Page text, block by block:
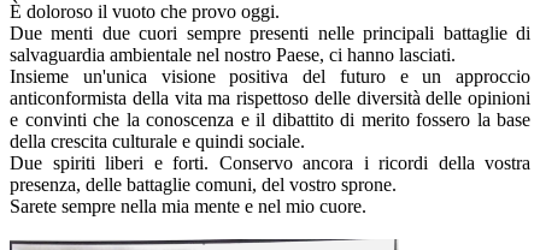
È doloroso il vuoto che provo oggi.
Due menti due cuori sempre presenti nelle principali battaglie di
salvaguardia ambientale nel nostro Paese, ci hanno lasciati.
Insieme un'unica visione positiva del futuro e un approccio
anticonformista della vita ma rispettoso delle diversità delle opinioni
e convinti che la conoscenza e il dibattito di merito fossero la base
della crescita culturale e quindi sociale.
Due spiriti liberi e forti. Conservo ancora i ricordi della vostra
presenza, delle battaglie comuni, del vostro sprone.
Sarete sempre nella mia mente e nel mio cuore.